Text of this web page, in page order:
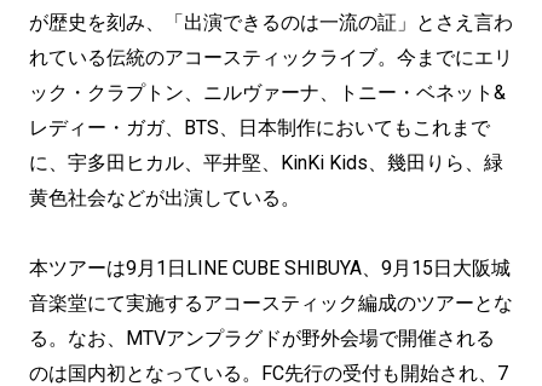
が歴史を刻み、「出演できるのは⼀流の証」とさえ⾔わ
れている伝統のアコースティックライブ。今までにエリ
ック・クラプトン、ニルヴァーナ、トニー・ベネット&
レディー・ガガ、BTS、日本制作においてもこれまで
に、宇多田ヒカル、平井堅、KinKi Kids、幾田りら、緑
黄色社会などが出演している。
本ツアーは9月1日LINE CUBE SHIBUYA、9月15日大阪城
音楽堂にて実施するアコースティック編成のツアーとな
る。なお、MTVアンプラグドが野外会場で開催される
のは国内初となっている。FC先行の受付も開始され、7